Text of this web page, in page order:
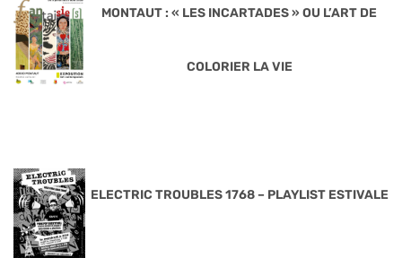
MONTAUT : « LES INCARTADES » OU L’ART DE
COLORIER LA VIE
ELECTRIC TROUBLES 1768 – PLAYLIST ESTIVALE